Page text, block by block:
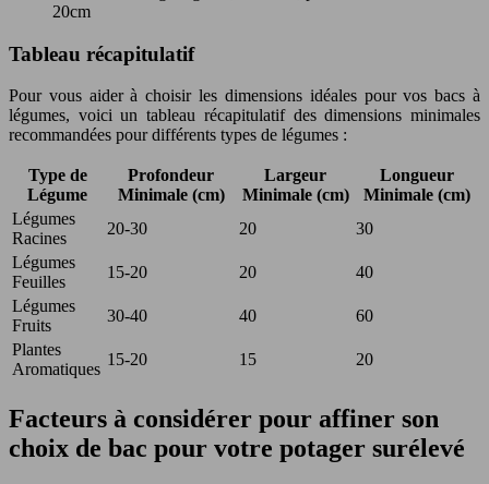
20cm
Tableau récapitulatif
Pour vous aider à choisir les dimensions idéales pour vos bacs à
légumes, voici un tableau récapitulatif des dimensions minimales
recommandées pour différents types de légumes :
Type de
Légume
Profondeur
Minimale (cm)
Largeur
Minimale (cm)
Longueur
Minimale (cm)
Légumes
Racines
20-30 20
30
Légumes
Feuilles
15-20 20
40
Légumes
Fruits
30-40 40
60
Plantes
Aromatiques
15-20 15 20
Facteurs à considérer pour affiner son
choix de bac pour votre potager surélevé